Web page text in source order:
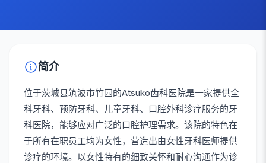
简介
位于茨城县筑波市竹园的Atsuko齿科医院是一家提供全
科牙科、预防牙科、儿童牙科、口腔外科诊疗服务的牙
科医院，能够应对广泛的口腔护理需求。该院的特色在
于所有在职员工均为女性，营造出由女性牙科医师提供
诊疗的环境。以女性特有的细致关怀和耐心沟通作为诊